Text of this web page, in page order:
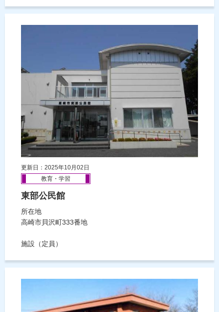
更新日：2025年10月02日
教育・学習
東部公民館
所在地
高崎市貝沢町333番地
施設（定員）